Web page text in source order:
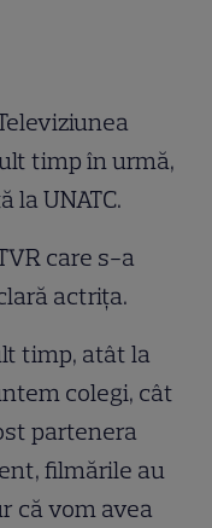
timp în urmă,
la UNATC.
care s-a
actriţa.
timp, atât la
colegi, cât
partenera
filmările au
că vom avea